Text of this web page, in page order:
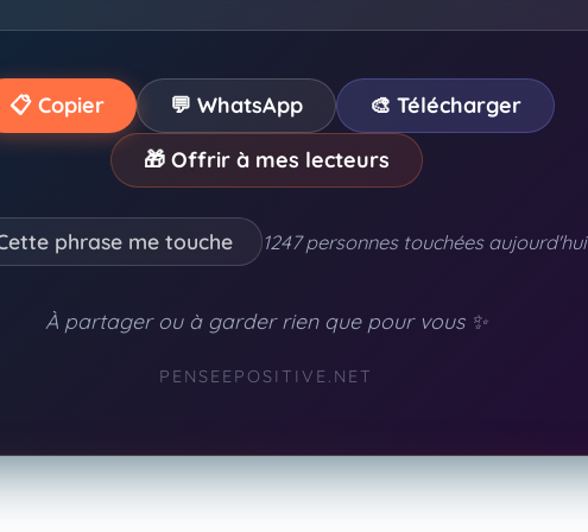
📋 Copier 💬 WhatsApp
🎨 Télécharger
🎁 Offrir à mes lecteurs
phrase me touche 1247 personnes touchées aujourd'hui
À partager ou à garder rien que pour vous ✨
PENSEEPOSITIVE.NET